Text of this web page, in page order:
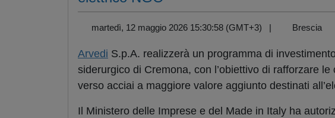
martedì, 12 maggio 2026 15:30:58 (GMT+3) | Brescia
Arvedi S.p.A. realizzerà un programma di
siderurgico di Cremona, con l’obiettivo di rafforzare
verso acciai a maggiore valore aggiunto destinati
Il Ministero delle Imprese e del Made in Italy ha